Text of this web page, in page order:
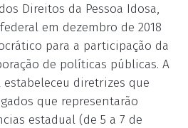
Direitos da Pessoa Idosa,
em dezembro de 2018
para a participação da
de políticas públicas. A
diretrizes que
que representarão
estadual (de 5 a 7 de